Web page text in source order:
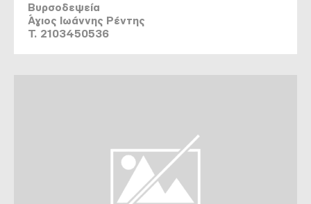
Βυρσοδεψεία
Άγιος Ιωάννης Ρέντης
T. 2103450536